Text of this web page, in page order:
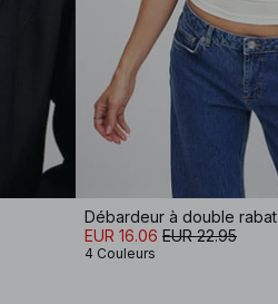
Débardeur à double rabat
EUR 16.06 EUR 22.95
4 Couleurs